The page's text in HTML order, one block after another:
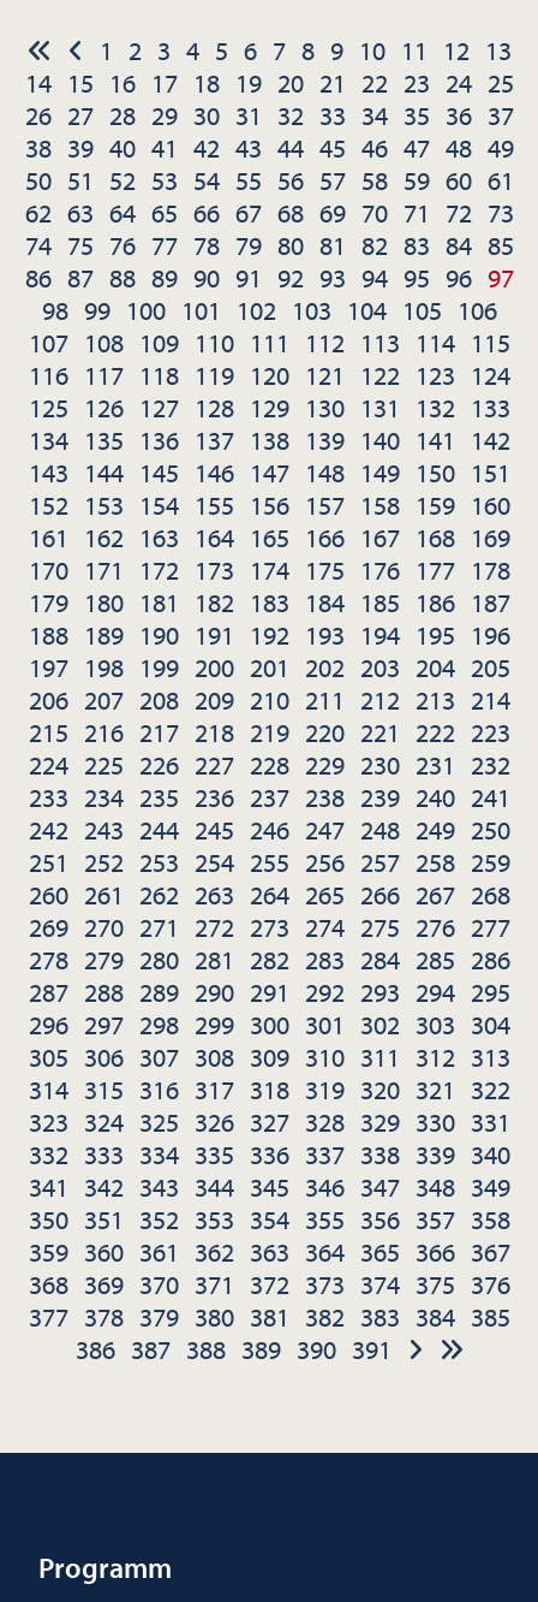
1 2 3 4 5 6 7 8 9 10 11 12 13
14 15 16 17 18 19 20 21 22 23 24 25
26 27 28 29 30 31 32 33 34 35 36 37
38 39 40 41 42 43 44 45 46 47 48 49
50 51 52 53 54 55 56 57 58 59 60 61
62 63 64 65 66 67 68 69 70 71 72 73
74 75 76 77 78 79 80 81 82 83 84 85
86 87 88 89 90 91 92 93 94 95 96 97
98 99 100 101 102 103 104 105 106
107 108 109 110 111 112 113 114 115
116 117 118 119 120 121 122 123 124
125 126 127 128 129 130 131 132 133
134 135 136 137 138 139 140 141
142
143 144 145 146 147 148 149 150 151
152 153 154 155 156 157 158 159 160
161
162 163 164 165 166 167 168 169
170 171 172 173 174 175 176 177 178
179 180 181 182 183 184 185 186 187
188 189 190 191 192 193 194 195 196
197 198 199 200 201 202 203 204 205
206 207 208 209 210 211 212 213 214
215 216 217 218 219 220 221 222 223
224 225 226 227 228 229 230 231
232
233 234 235 236 237 238 239 240 241
242 243 244 245 246 247 248 249 250
251
252 253 254 255 256 257 258 259
260 261 262 263 264 265 266 267 268
269 270 271 272 273 274 275 276 277
278 279 280 281 282 283 284 285 286
287 288 289 290 291 292 293 294 295
296 297 298 299 300 301 302 303 304
305 306 307 308 309 310 311 312 313
314 315 316 317 318 319 320 321
322
323 324 325 326 327 328 329 330 331
332 333 334 335 336 337 338 339 340
341
342 343 344 345 346 347 348 349
350 351 352 353 354 355 356 357 358
359 360 361 362 363 364 365 366 367
368 369 370 371 372 373 374 375 376
377 378 379 380 381 382 383 384 385
386 387 388 389 390 391
Programm